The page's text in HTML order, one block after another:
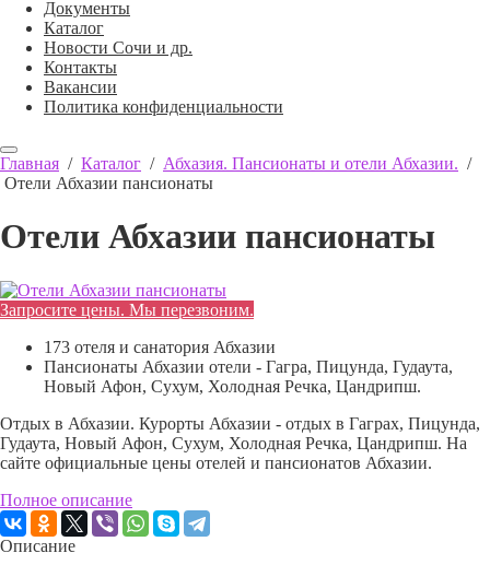
Документы
Каталог
Новости Сочи и др.
Контакты
Вакансии
Политика конфиденциальности
Главная / Каталог / Абхазия. Пансионаты и отели Абхазии. /
Отели Абхазии пансионаты
Отели Абхазии пансионаты
Запросите цены. Мы перезвоним.
173 отеля и санатория Абхазии
Пансионаты Абхазии отели - Гагра, Пицунда, Гудаута,
Новый Афон, Сухум, Холодная Речка, Цандрипш.
Отдых в Абхазии. Курорты Абхазии - отдых в Гаграх, Пицунда,
Гудаута, Новый Афон, Сухум, Холодная Речка, Цандрипш. На
сайте официальные цены отелей и пансионатов Абхазии.
Полное описание
Описание